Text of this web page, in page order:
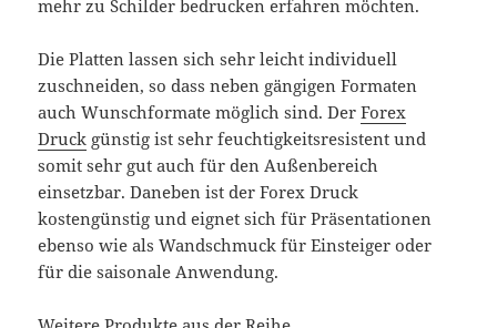
mehr zu Schilder bedrucken erfahren möchten.
Die Platten lassen sich sehr leicht individuell
zuschneiden, so dass neben gängigen Formaten
auch Wunschformate möglich sind. DerForex
Druck günstig ist sehr feuchtigkeitsresistent und
somit sehr gut auch für den Außenbereich
einsetzbar. Daneben ist der Forex Druck
kostengünstig und eignet sich für Präsentationen
ebenso wie als Wandschmuck für Einsteiger oder
für die saisonale Anwendung.